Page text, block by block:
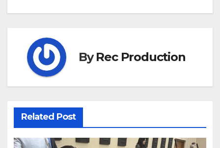
ByRec Production
Related Post